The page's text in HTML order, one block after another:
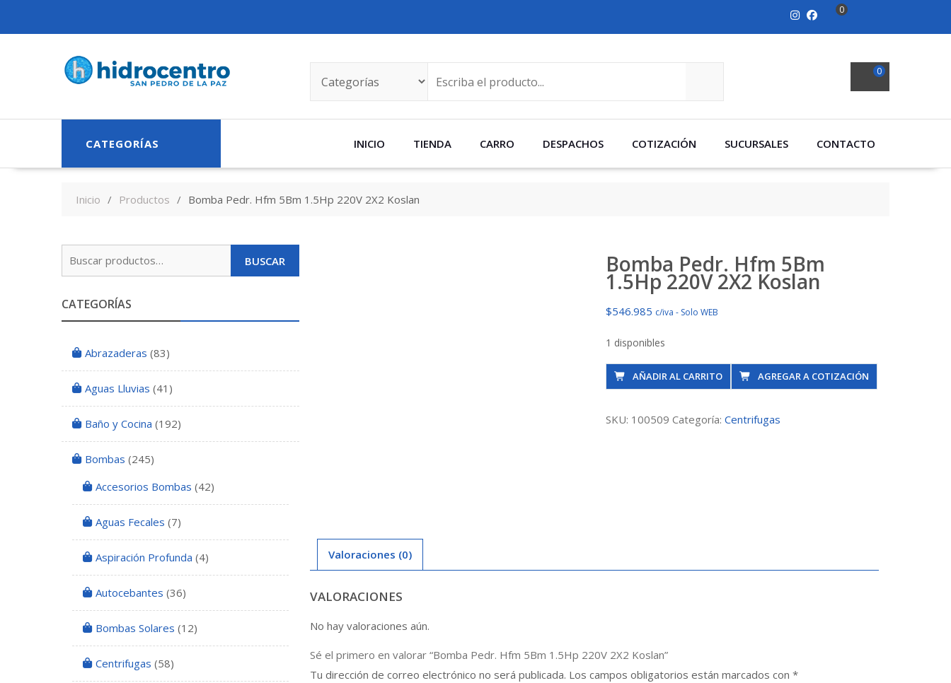
0
0
CATEGORÍAS INICIO TIENDA CARRO DESPACHOS COTIZACIÓN SUCURSALES CONTACTO
Inicio Productos Bomba Pedr. Hfm 5Bm 1.5Hp 220V 2X2 Koslan
Bomba Pedr. Hfm 5Bm
1.5Hp 220V 2X2 Koslan
$546.985 c/iva - Solo WEB
1 disponibles
Bomba
Pedr.
5Bm
AÑADIR AL CARRITO AGREGAR A COTIZACIÓN
SKU: 100509 Categoría:Centrifugas
Valoraciones (0)
VALORACIONES
No hay valoraciones aún.
Sé el primero en valorar “Bomba Pedr. Hfm 5Bm 1.5Hp 220V 2X2 Koslan”
Tu dirección de correo electrónico no será publicada. Los campos obligatorios están marcados con *
BUSCAR
CATEGORÍAS
Abrazaderas (83)
Aguas Lluvias (41)
Baño y Cocina (192)
Bombas (245)
Accesorios Bombas (42)
Aguas Fecales (7)
Aspiración Profunda (4)
Autocebantes (36)
Bombas Solares (12)
Centrifugas (58)